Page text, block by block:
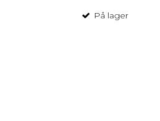
På lager